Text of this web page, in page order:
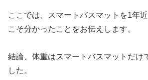
ここでは、スマートバスマットを1年
こそ分かったことをお伝えします。
結論、体重はスマートバスマットだけ
した。